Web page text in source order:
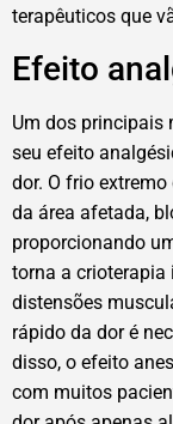
terapêuticos que
Efeito
Um dos principais
seu efeito
dor. O frio
da área afetada,
proporcionando
torna a crioterapia
distensões
rápido da dor é
disso, o efeito
com muitos